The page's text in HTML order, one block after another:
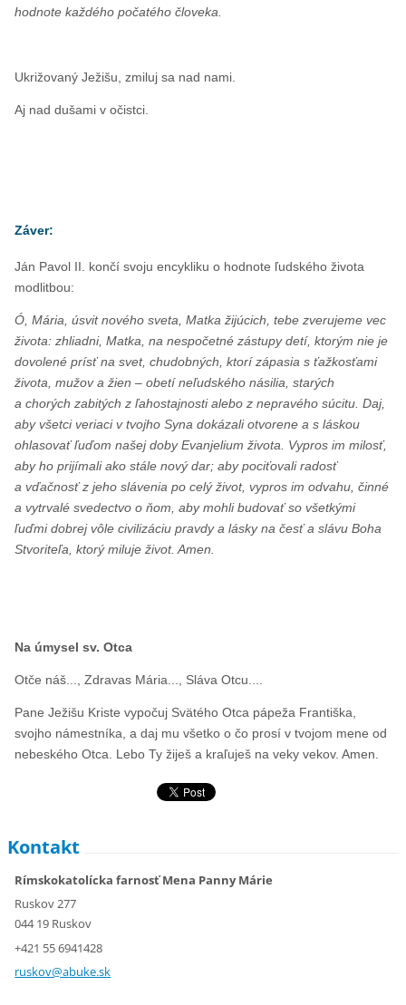
hodnote každého počatého človeka.
Ukrižovaný Ježišu, zmiluj sa nad nami.
Aj nad dušami v očistci.
Záver:
Ján Pavol II. končí svoju encykliku o hodnote ľudského života
modlitbou:
Ó, Mária, úsvit nového sveta, Matka žijúcich, tebe zverujeme vec
života: zhliadni, Matka, na nespočetné zástupy detí, ktorým nie je
dovolené prísť na svet, chudobných, ktorí zápasia s ťažkosťami
života, mužov a žien – obetí neľudského násilia, starých
a chorých zabitých z ľahostajnosti alebo z nepravého súcitu. Daj,
aby všetci veriaci v tvojho Syna dokázali otvorene a s láskou
ohlasovať ľuďom našej doby Evanjelium života. Vypros im milosť,
aby ho prijímali ako stále nový dar; aby pociťovali radosť
a vďačnosť z jeho slávenia po celý život, vypros im odvahu, činné
a vytrvalé svedectvo o ňom, aby mohli budovať so všetkými
ľuďmi dobrej vôle civilizáciu pravdy a lásky na česť a slávu Boha
Stvoriteľa, ktorý miluje život. Amen.
Na úmysel sv. Otca
Otče náš..., Zdravas Mária..., Sláva Otcu....
Pane Ježišu Kriste vypočuj Svätého Otca pápeža Františka,
svojho námestníka, a daj mu všetko o čo prosí v tvojom mene od
nebeského Otca. Lebo Ty žiješ a kraľuješ na veky vekov. Amen.
Kontakt
Rímskokatolícka farnosť Mena Panny Márie
Ruskov 277
044 19 Ruskov
+421 55 6941428
ruskov@abuke.sk